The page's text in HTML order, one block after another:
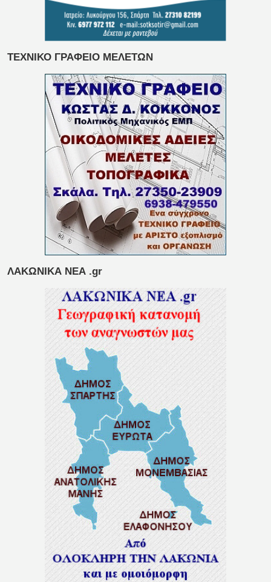
ΤΕΧΝΙΚΟ ΓΡΑΦΕΙΟ ΜΕΛΕΤΩΝ
ΛΑΚΩΝΙΚΑ ΝΕΑ .gr